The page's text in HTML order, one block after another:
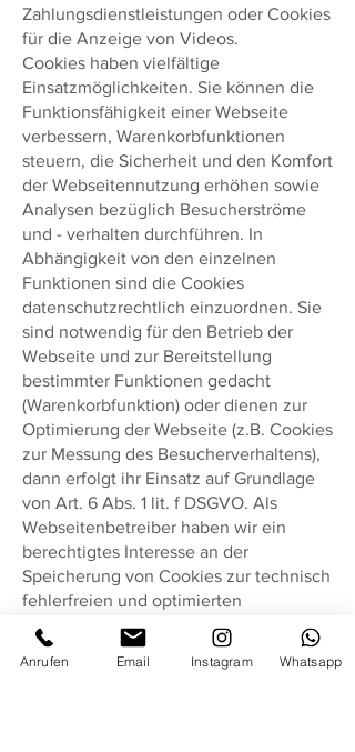
Zahlungsdienstleistungen oder Cookies
für die Anzeige von Videos.
Cookies haben vielfältige
Einsatzmöglichkeiten. Sie können die
Funktionsfähigkeit einer Webseite
verbessern, Warenkorbfunktionen
steuern, die Sicherheit und den Komfort
der Webseitennutzung erhöhen sowie
Analysen bezüglich Besucherströme
und - verhalten durchführen. In
Abhängigkeit von den einzelnen
Funktionen sind die Cookies
datenschutzrechtlich einzuordnen. Sie
sind notwendig für den Betrieb der
Webseite und zur Bereitstellung
bestimmter Funktionen gedacht
(Warenkorbfunktion) oder dienen zur
Optimierung der Webseite (z.B. Cookies
zur Messung des Besucherverhaltens),
dann erfolgt ihr Einsatz auf Grundlage
von Art. 6 Abs. 1 lit. f DSGVO. Als
Webseitenbetreiber haben wir ein
berechtigtes Interesse an der
Speicherung von Cookies zur technisch
fehlerfreien und optimierten
Bereitstellung unserer Dienste. In allen
anderen Fällen erfolgt die Speicherung
von Cookies nur nach Ihrer
Anrufen Email Instagram Whatsapp